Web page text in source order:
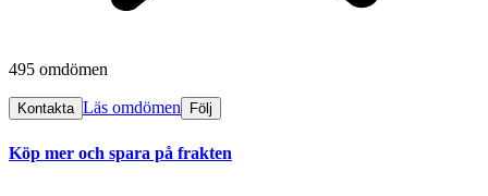
495 omdömen
Kontakta Läs omdömen Följ
Köp mer och spara på frakten